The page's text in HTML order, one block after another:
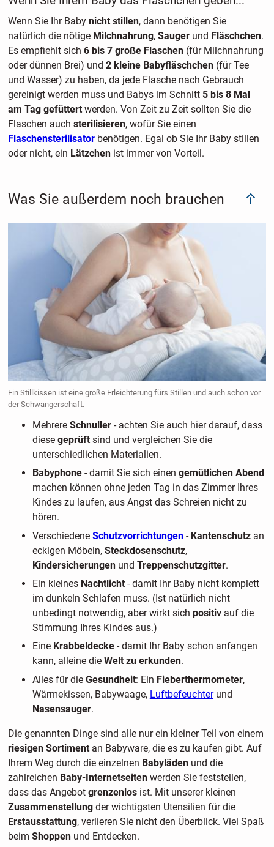
Wenn Sie Ihr Baby nicht stillen, dann benötigen Sie
natürlich die nötige Milchnahrung, Saugerund Fläschchen.
Es empfiehlt sich 6 bis 7 große Flaschen(für Milchnahrung
oder dünnen Brei) und 2 kleine Babyfläschchen(für Tee
und Wasser) zu haben, da jede Flasche nach Gebrauch
gereinigt werden muss und Babys im Schnitt 5 bis 8 Mal
am Tag gefüttertwerden. Von Zeit zu Zeit sollten Sie die
Flaschen auch sterilisieren, wofür Sie einen
Flaschensterilisatorbenötigen. Egal ob Sie Ihr Baby stillen
oder nicht, ein Lätzchenist immer von Vorteil.
Was Sie außerdem noch brauchen
Ein Stillkissen ist eine große Erleichterung fürs Stillen und auch schon vor
der Schwangerschaft.
Mehrere Schnuller- achten Sie auch hier darauf, dass
diese geprüftsind und vergleichen Sie die
unterschiedlichen Materialien.
Babyphone- damit Sie sich einen gemütlichen Abend
machen können ohne jeden Tag in das Zimmer Ihres
Kindes zu laufen, aus Angst das Schreien nicht zu
hören.
Verschiedene Schutzvorrichtungen- Kantenschutzan
eckigen Möbeln, Steckdosenschutz,
Kindersicherungenund Treppenschutzgitter.
Ein kleines Nachtlicht- damit Ihr Baby nicht komplett
im dunkeln Schlafen muss. (Ist natürlich nicht
unbedingt notwendig, aber wirkt sich positivauf die
Stimmung Ihres Kindes aus.)
Eine Krabbeldecke- damit Ihr Baby schon anfangen
kann, alleine die Welt zu erkunden.
Alles für die Gesundheit: Ein Fieberthermometer,
Wärmekissen, Babywaage, Luftbefeuchterund
Nasensauger.
Die genannten Dinge sind alle nur ein kleiner Teil von einem
riesigen Sortimentan Babyware, die es zu kaufen gibt. Auf
Ihrem Weg durch die einzelnen Babylädenund die
zahlreichen Baby-Internetseitenwerden Sie feststellen,
dass das Angebot grenzenlosist. Mit unserer kleinen
Zusammenstellungder wichtigsten Utensilien für die
Erstausstattung, verlieren Sie nicht den Überblick. Viel Spaß
beim Shoppenund Entdecken.